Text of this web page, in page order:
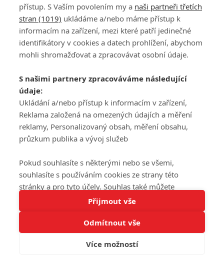
Tato stránka používá soubory cookies.
Rozumím
přístup. S Vaším povolením my a naši partneři třetích
stran (1019) ukládáme a/nebo máme přístup k
informacím na zařízení, mezi které patří jedinečné
identifikátory v cookies a datech prohlížení, abychom
mohli shromažďovat a zpracovávat osobní údaje.
S našimi partnery zpracováváme následující
údaje:
Ukládání a/nebo přístup k informacím v zařízení,
Reklama založená na omezených údajích a měření
reklamy, Personalizovaný obsah, měření obsahu,
průzkum publika a vývoj služeb
Pokud souhlasíte s některými nebo se všemi,
souhlasíte s používáním cookies ze strany této
stránky a pro tyto účely. Souhlas také můžete
odmítnout, ale v takovém případě vám na stránce
nebudou k dispozici některé personalizované funkce.
Vaše volby souhlasu se budou vztahovat pouze na
tuto webovou stránku. Vaše nastavení a odvolání
souhlasu můžete kdykoli změnit na stránce s
Přijmout vše
Odmítnout vše
Více možností